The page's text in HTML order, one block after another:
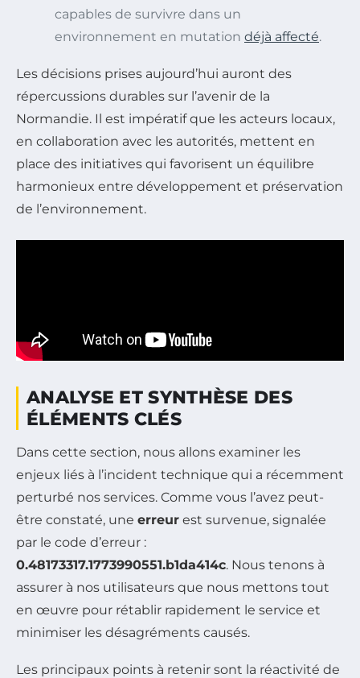
capables de survivre dans un
environnement en mutation déjà affecté.
Les décisions prises aujourd’hui auront des
répercussions durables sur l’avenir de la
Normandie. Il est impératif que les acteurs locaux,
en collaboration avec les autorités, mettent en
place des initiatives qui favorisent un équilibre
harmonieux entre développement et préservation
de l’environnement.
ANALYSE ET SYNTHÈSE DES
ÉLÉMENTS CLÉS
Dans cette section, nous allons examiner les
enjeux liés à l’incident technique qui a récemment
perturbé nos services. Comme vous l’avez peut-
être constaté, une erreur est survenue, signalée
par le code d’erreur :
0.48173317.1773990551.b1da414c. Nous tenons à
assurer à nos utilisateurs que nous mettons tout
en œuvre pour rétablir rapidement le service et
minimiser les désagréments causés.
Les principaux points à retenir sont la réactivité de